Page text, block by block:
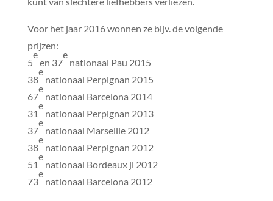
Voor het jaar 2016 wonnen ze bijv. de volgende
prijzen:
5
e
en 37
e
nationaal Pau 2015
38
e
nationaal Perpignan 2015
67
e
nationaal Barcelona 2014
31
e
nationaal Perpignan 2013
37
e
nationaal Marseille 2012
38
e
nationaal Perpignan 2012
51
e
nationaal Bordeaux jl 2012
73
e
nationaal Barcelona 2012